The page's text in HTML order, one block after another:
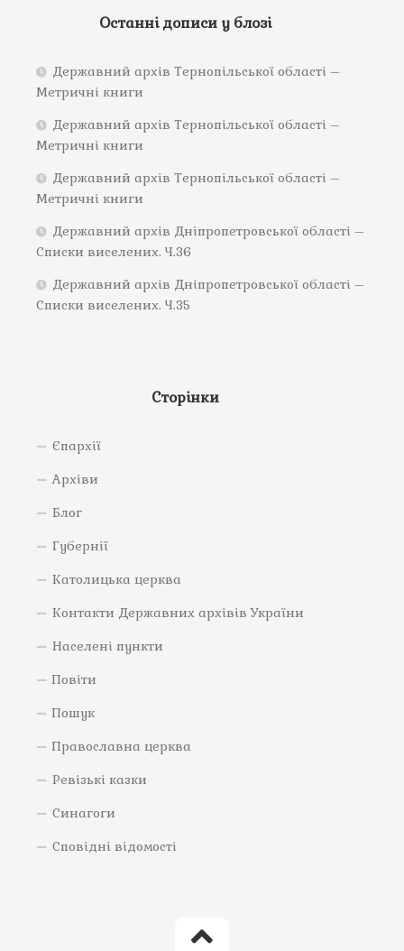
Останні дописи у блозі
Державний архів Тернопільської області –
Метричні книги
Державний архів Тернопільської області –
Метричні книги
Державний архів Тернопільської області –
Метричні книги
Державний архів Дніпропетровської області –
Списки виселених. Ч.36
Державний архів Дніпропетровської області –
Списки виселених. Ч.35
Сторінки
Єпархії
Архіви
Блог
Губернії
Католицька церква
Контакти Державних архівів України
Населені пункти
Повіти
Пошук
Православна церква
Ревізькі казки
Синагоги
Сповідні відомості